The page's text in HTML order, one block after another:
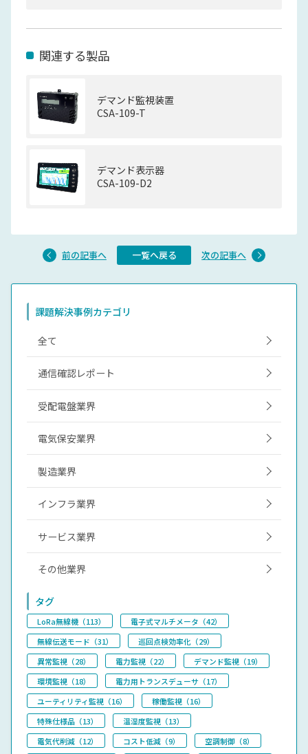
関連する製品
デマンド監視装置
CSA-109-T
デマンド表示器
CSA-109-D2
前の記事へ 一覧へ戻る 次の記事へ
課題解決事例カテゴリ
全て
通信確認レポート
受配電盤業界
電気保安業界
製造業界
インフラ業界
サービス業界
その他業界
タグ
LoRa無線機（113）
電子式マルチメータ（42）
無線伝送モード（31）
巡回点検効率化（29）
異常監視（28）
電力監視（22）
デマンド監視（19）
環境監視（18）
電力用トランスデューサ（17）
ユーティリティ監視（16）
稼働監視（16）
特殊仕様品（13）
温湿度監視（13）
電気代削減（12）
コスト低減（9）
空調制御（8）